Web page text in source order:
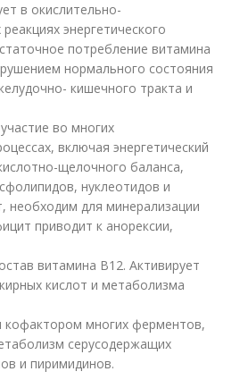
в окислительно-
энергетического
потребление витамина
нормального состояния
кишечного тракта и
во многих
включая энергетический
щелочного баланса,
нуклеотидов и
необходим для минерализации
приводит к анорексии,
витамина В12. Активирует
кислот и метаболизма
кофактором многих ферментов,
серусодержащих
и пиримидинов.